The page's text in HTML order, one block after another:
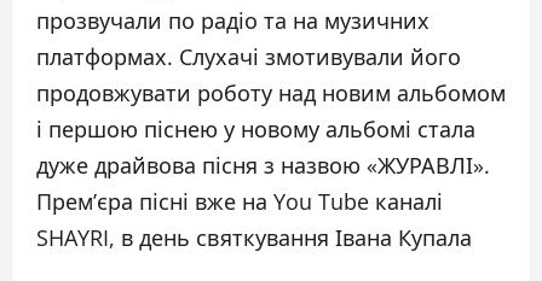
прозвучали по радіо та на музичних
платформах. Слухачі змотивували його
продовжувати роботу над новим альбомом
і першою піснею у новому альбомі стала
дуже драйвова пісня з назвою «ЖУРАВЛІ».
Прем’єра пісні вже на You Tube каналі
SHAYRI, в день святкування Івана Купала